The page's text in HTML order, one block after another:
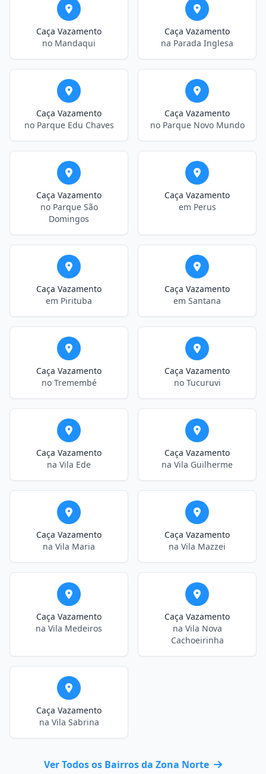
Caça Vazamento
no Mandaqui
Caça Vazamento
na Parada Inglesa
Caça Vazamento
no Parque Edu Chaves
Caça Vazamento
no Parque Novo Mundo
Caça Vazamento
no Parque São
Domingos
Caça Vazamento
em Perus
Caça Vazamento
em Pirituba
Caça Vazamento
em Santana
Caça Vazamento
no Tremembé
Caça Vazamento
no Tucuruvi
Caça Vazamento
na Vila Ede
Caça Vazamento
na Vila Guilherme
Caça Vazamento
na Vila Maria
Caça Vazamento
na Vila Mazzei
Caça Vazamento
na Vila Medeiros
Caça Vazamento
na Vila Nova
Cachoeirinha
Caça Vazamento
na Vila Sabrina
Ver Todos os Bairros da Zona Norte